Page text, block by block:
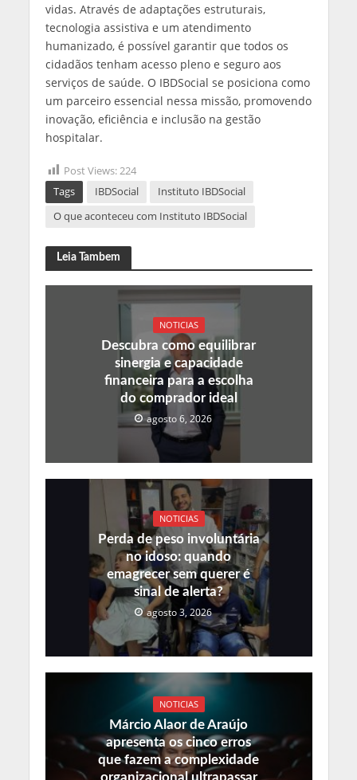
vidas. Através de adaptações estruturais,
tecnologia assistiva e um atendimento
humanizado, é possível garantir que todos os
cidadãos tenham acesso pleno e seguro aos
serviços de saúde. O IBDSocial se posiciona como
um parceiro essencial nessa missão, promovendo
inovação, eficiência e inclusão na gestão
hospitalar.
Post Views: 224
Tags
IBDSocial
Instituto IBDSocial
O que aconteceu com Instituto IBDSocial
Leia Tambem
NOTICIAS
Descubra como equilibrar
sinergia e capacidade
financeira para a escolha
do comprador ideal
agosto 6, 2026
NOTICIAS
Perda de peso involuntária
no idoso: quando
emagrecer sem querer é
sinal de alerta?
agosto 3, 2026
NOTICIAS
Márcio Alaor de Araújo
apresenta os cinco erros
que fazem a complexidade
organizacional ultrapassar